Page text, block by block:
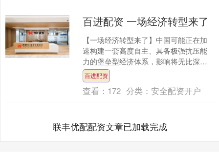
百进配资 一场经济转型来了
【一场经济转型来了】中国可能正在加
速构建一套高度自主、具备极强抗压能
力的堡垒型经济体系，影响将无比深
远。 近日国家发改委主任在人民日报撰
文，强调“持续提升国家经....
百进配资
查看： 172 分类：安全配资开户
联丰优配配资文章已加载完成